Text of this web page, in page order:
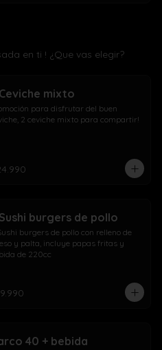
en ti ! ¿Que vas elegir?
mixto
para disfrutar del buen
2 ceviche mixto para compartir!
burgers de pollo
burgers de pollo con relleno de
y palta, incluye papas fritas y
de 220cc
40 + bebida